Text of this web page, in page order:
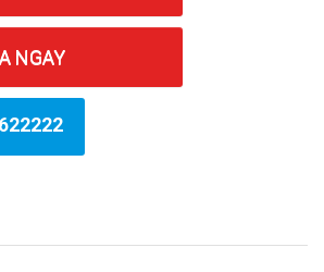
NGAY